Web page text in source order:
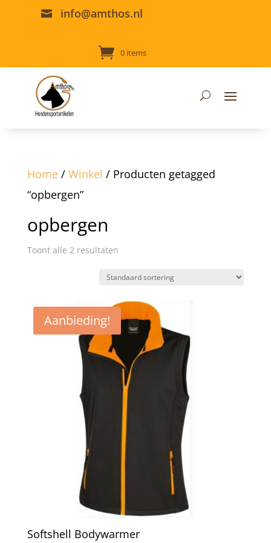
 info@amthos.nl
0 items
Home/ Winkel / Producten getagged
“opbergen”
opbergen
Toont alle 2 resultaten
Aanbieding!
Softshell Bodywarmer